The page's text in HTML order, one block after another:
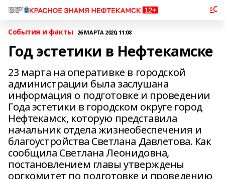
События и факты 26 МАРТА 2020, 11:08
Год эстетики в Нефтекамске
23 марта на оперативке в городской
администрации была заслушана
информация о подготовке и проведении
Года эстетики в городском округе город
Нефтекамск, которую представила
начальник отдела жизнеобеспечения и
благоустройства Светлана Давлетова. Как
сообщила Светлана Леонидовна,
постановлением главы утверждены
оргкомитет по подготовке и проведению